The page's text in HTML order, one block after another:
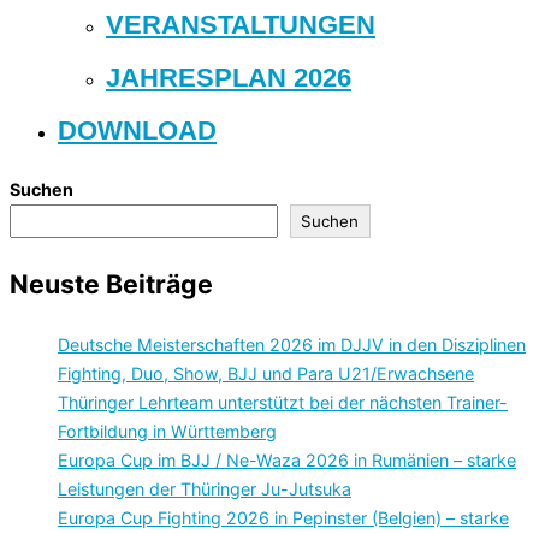
VERANSTALTUNGEN
JAHRESPLAN 2026
DOWNLOAD
Suchen
Suchen
Neuste Beiträge
Deutsche Meisterschaften 2026 im DJJV in den Disziplinen
Fighting, Duo, Show, BJJ und Para U21/Erwachsene
Thüringer Lehrteam unterstützt bei der nächsten Trainer-
Fortbildung in Württemberg
Europa Cup im BJJ / Ne-Waza 2026 in Rumänien – starke
Leistungen der Thüringer Ju-Jutsuka
Europa Cup Fighting 2026 in Pepinster (Belgien) – starke